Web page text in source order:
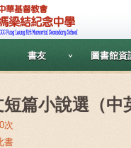
書友 圖書館資
短篇小說選（中
次
書